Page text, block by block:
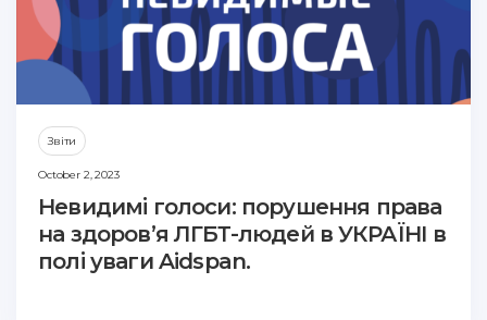
Звіти
October 2, 2023
Невидимі голоси: порушення права
на здоров’я ЛГБТ-людей в УКРАЇНІ в
полі уваги Aidspan.